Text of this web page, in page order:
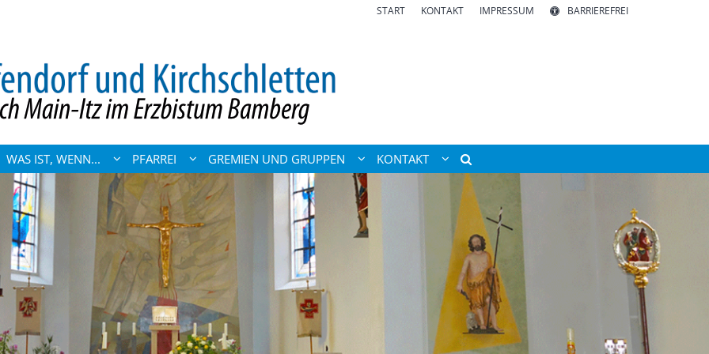
START KONTAKT IMPRESSUM BARRIEREFREI
WAS IST, WENN... PFARREI GREMIEN UND GRUPPEN KONTAKT